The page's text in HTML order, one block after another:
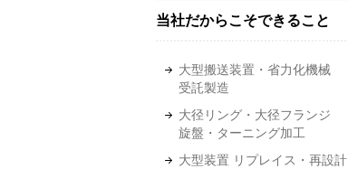
当社だからこそできること
大型搬送装置・省力化機械
受託製造
大径リング・大径フランジ
旋盤・ターニング加工
大型装置 リプレイス・再設計